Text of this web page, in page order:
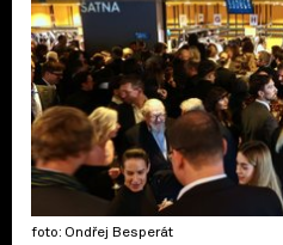
foto: Ondřej Besperát